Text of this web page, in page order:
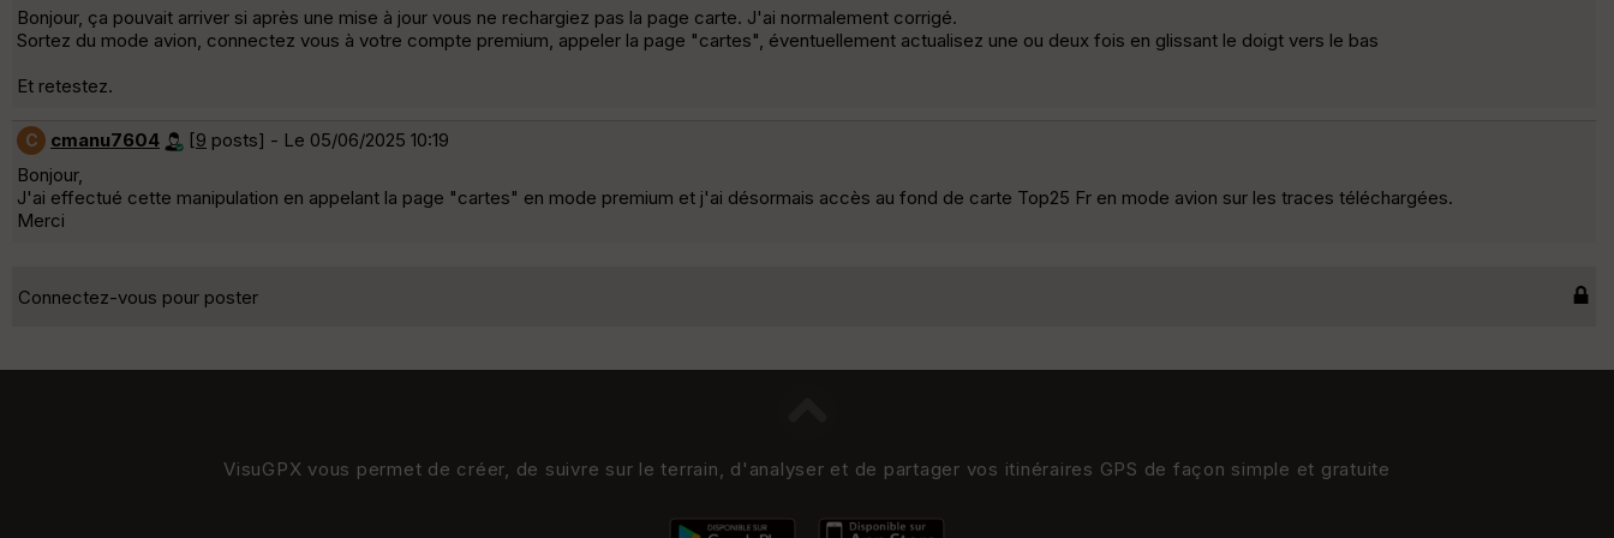
Bonjour, ça pouvait arriver si après une mise à jour vous ne rechargiez pas la page carte. J'ai normalement corrigé.
Sortez du mode avion, connectez vous à votre compte premium, appeler la page "cartes", éventuellement actualisez une ou deux fois en glissant le doigt vers le bas
Et retestez.
C cmanu7604 [9 posts] - Le 05/06/2025 10:19
Bonjour,
J'ai effectué cette manipulation en appelant la page "cartes" en mode premium et j'ai désormais accès au fond de carte Top25 Fr en mode avion sur les traces téléchargées.
Merci
Connectez-vous pour poster
VisuGPX vous permet de créer, de suivre sur le terrain, d'analyser et de partager vos itinéraires GPS de façon simple et gratuite